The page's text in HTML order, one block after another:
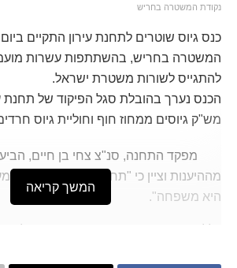
נקודת המשטרה בחריש
כנס גיוס שוטרים לתחנת עירון התקיים
המשטרה בחריש, בהשתתפות עשרות
להתגייס לשורות משטרת ישראל.
הכנס נערך בהובלת סגל הפיקוד של תחנת
מש"ק גיוסים ממחוז חוף וחוליית גיוס
מפקד התחנה, סנ"צ צחי בן חיים,
מההיענות וציין כי "תחנת עירון היא
היא משפחה".
המשך קריאה